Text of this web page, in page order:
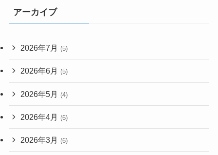
アーカイブ
2026年7月 (5)
2026年6月 (5)
2026年5月 (4)
2026年4月 (6)
2026年3月 (6)